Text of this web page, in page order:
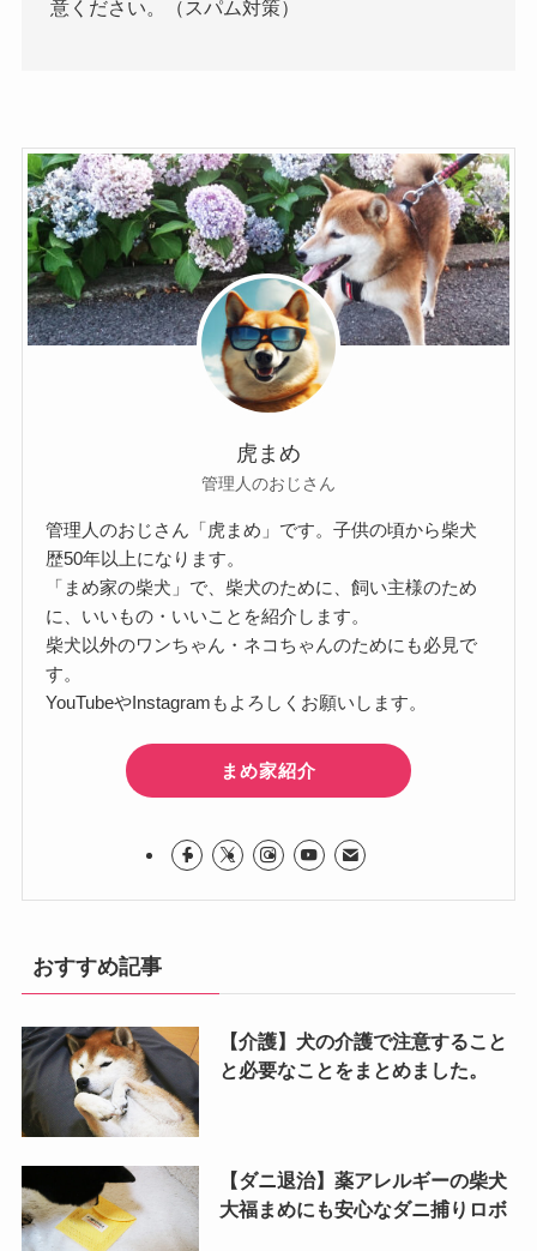
意ください。（スパム対策）
虎まめ
管理人のおじさん
管理人のおじさん「虎まめ」です。子供の頃から柴犬
歴50年以上になります。
「まめ家の柴犬」で、柴犬のために、飼い主様のため
に、いいもの・いいことを紹介します。
柴犬以外のワンちゃん・ネコちゃんのためにも必見で
す。
YouTubeやInstagramもよろしくお願いします。
まめ家紹介
おすすめ記事
【介護】犬の介護で注意すること
と必要なことをまとめました。
【ダニ退治】薬アレルギーの柴犬
大福まめにも安心なダニ捕りロボ